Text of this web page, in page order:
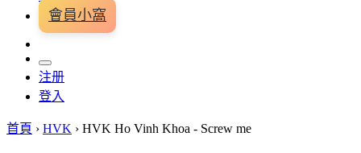
會員小窩
注册
登入
首頁 › HVK › HVK Ho Vinh Khoa - Screw me